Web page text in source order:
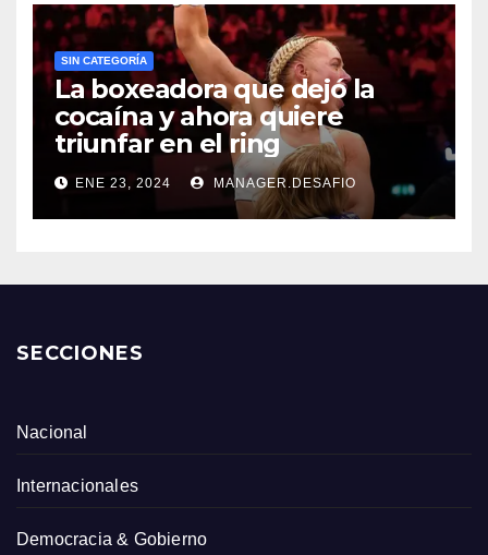
SIN CATEGORÍA
La boxeadora que dejó la
cocaína y ahora quiere
triunfar en el ring​
ENE 23, 2024 MANAGER.DESAFIO
SECCIONES
Nacional
Internacionales
Democracia & Gobierno